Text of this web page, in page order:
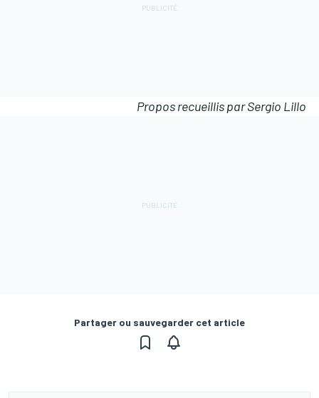
Propos recueillis par Sergio Lillo
Partager ou sauvegarder cet article